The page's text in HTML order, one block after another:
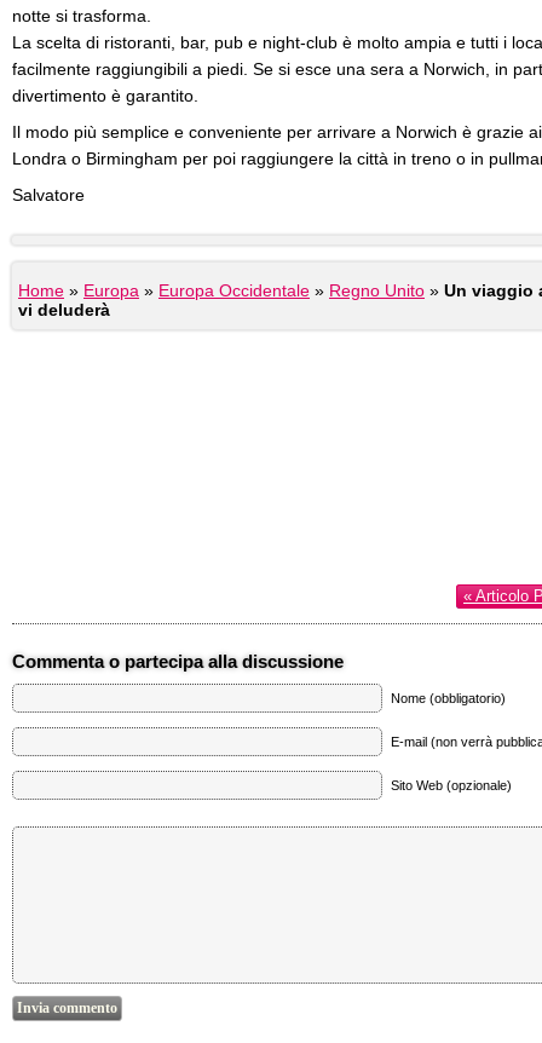
notte si trasforma.
La scelta di ristoranti, bar, pub e night-club è molto ampia e tutti i
facilmente raggiungibili a piedi. Se si esce una sera a Norwich, in
divertimento è garantito.
Il modo più semplice e conveniente per arrivare a Norwich è grazie
Londra o Birmingham per poi raggiungere la città in treno o in
Salvatore
Home » Europa » Europa Occidentale » Regno Unito » Un viaggio
vi deluderà
« Articolo
Commenta o partecipa alla discussione
Nome (obbligatorio)
E-mail (non verrà
Sito Web (opzionale)